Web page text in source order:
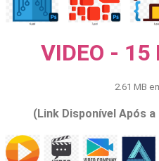
VIDEO - 15
2.61 MB
(Link Disponível Após